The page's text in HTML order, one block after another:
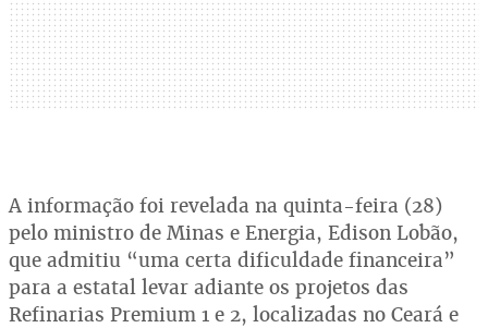
A informação foi revelada na quinta-feira (28)
pelo ministro de Minas e Energia, Edison Lobão,
que admitiu “uma certa dificuldade financeira”
para a estatal levar adiante os projetos das
Refinarias Premium 1 e 2, localizadas no Ceará e